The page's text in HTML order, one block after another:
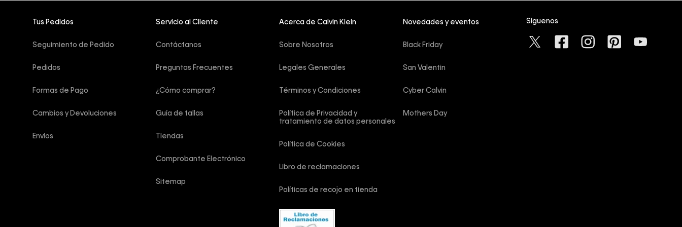
Tus Pedidos
Seguimiento de Pedido
Pedidos
Formas de Pago
Cambios y Devoluciones
Envíos
Servicio al Cliente
Contáctanos
Preguntas Frecuentes
¿Cómo comprar?
Guía de tallas
Tiendas
Comprobante Electrónico
Sitemap
Acerca de Calvin Klein
Sobre Nosotros
Legales Generales
Términos y Condiciones
Política de Privacidad y
tratamiento de datos personales
Política de Cookies
Libro de reclamaciones
Políticas de recojo en tienda
Novedades y eventos
Black Friday
San Valentin
Cyber Calvin
Mothers Day
Síguenos